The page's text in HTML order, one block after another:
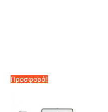
Προσφορά!